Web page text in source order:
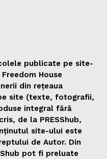
publicate pe site-
House
din rețeaua
site (texte, fotografii,
integral fără
de la PRESShub,
site-ului este
de Autor. Din
pot fi preluate